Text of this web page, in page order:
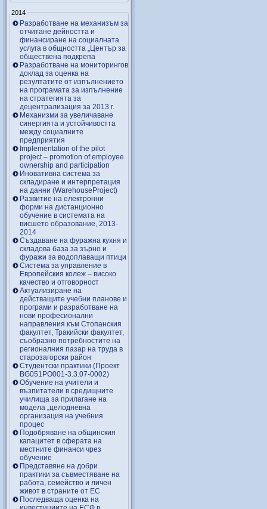
2014
Разработване на механизъм за
отчитане дейността и
финансиране на социалната
услуга в общността „Център за
обществена подкрепа
Разработване на мониторингов
доклад за оценка на
резултатите от изпълнението
на програмата за изпълнение
на стратегията за
децентрализация за 2013 г.
Механизми за увеличаване
синергията и устойчивостта
между социалните
предприятия
Implementation of the pilot
project – promotion of employee
ownership and participation
Иновативна система за
складиране и интерпретация
на данни (WarehouseProject)
Развитие на електронни
форми на дистанционно
обучение в системата на
висшето образование, 2013-
2014
Създаване на фуражна кухня и
складова база за зърно и
фуражи за водоплаващи птици
Система за управление в
Европейския колеж – високо
качество и отговорност
Актуализиране на
действащите учебни планове и
програми и разработване на
нови професионални
направления към Стопанския
факултет, Тракийски факултет,
съобразно потребностите на
регионалния пазар на труда в
старозагорски район
Студентски практики (Проект
BG051PO001-3.3.07-0002)
Обучение на учители и
възпитатели в средищните
училища за прилагане на
модела „целодневна
организация на учебния
процес
Подобряване на общинския
капацитет в сферата на
местните финанси чрез
обучение
Представяне на добри
практики за съвместяване на
работа, семейство и личен
живот в страните от ЕС
Последваща оценка на